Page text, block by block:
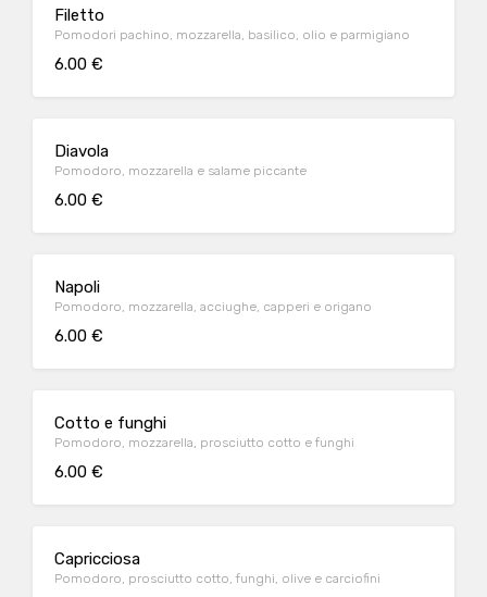
Filetto
Pomodori pachino, mozzarella, basilico, olio e parmigiano
6.00 €
Diavola
Pomodoro, mozzarella e salame piccante
6.00 €
Napoli
Pomodoro, mozzarella, acciughe, capperi e origano
6.00 €
Cotto e funghi
Pomodoro, mozzarella, prosciutto cotto e funghi
6.00 €
Capricciosa
Pomodoro, prosciutto cotto, funghi, olive e carciofini